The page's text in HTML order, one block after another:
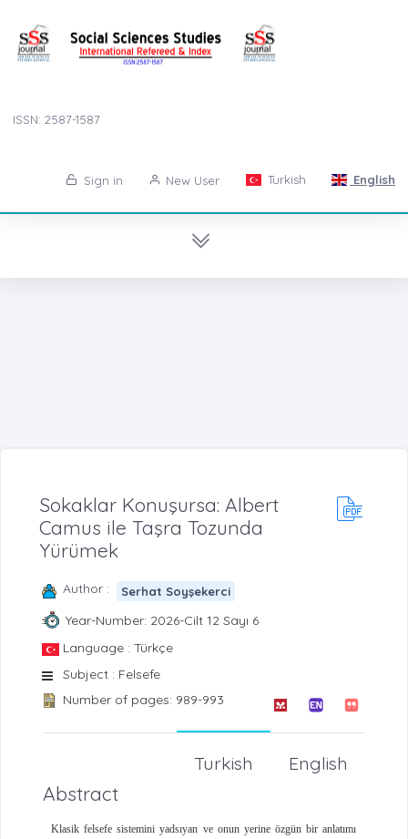
ISSN: 2587-1587
Sign in New User Turkish English
Sokaklar Konuşursa: Albert
Camus ile Taşra Tozunda
Yürümek
Author : Serhat Soyşekerci
Year-Number: 2026-Cilt 12 Sayı 6
Language : Türkçe
Subject : Felsefe
Number of pages: 989-993
English
Turkish
Abstract
Klasik felsefe sistemini yadsıyan ve onun yerine özgün bir anlatımı